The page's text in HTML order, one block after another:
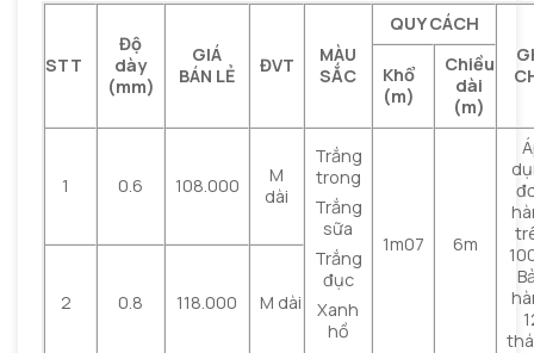
STT
Độ
dày
(mm)
GIÁ
BÁN LẺ
ĐVT
MÀU
SẮC
QUY CÁCH
Khổ
(m)
Chiều
dài
(m)
1 0.6 108.000
M
dài
Trắng
trong
Trắng
sữa
Trắng
đục
Xanh
hồ
1m07 6m
2 0.8 118.000 M dài